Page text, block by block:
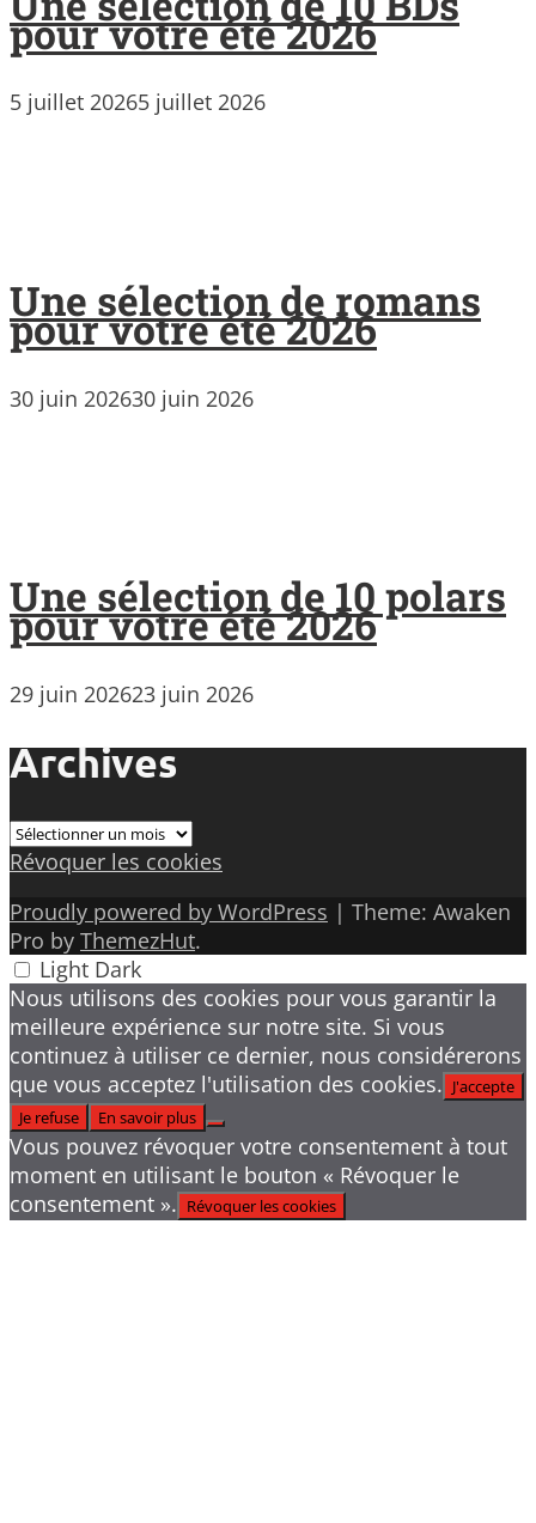
pour votre été 2026
5 juillet 20265 juillet 2026
Une sélection de romans
pour votre été 2026
30 juin 202630 juin 2026
Une sélection de 10 polars
pour votre été 2026
29 juin 202623 juin 2026
Archives
Archives
Révoquer les cookies
Proudly powered by WordPress | Theme: Awaken
Pro by ThemezHut.
Light Dark
Nous utilisons des cookies pour vous garantir la
meilleure expérience sur notre site. Si vous
continuez à utiliser ce dernier, nous considérerons
que vous acceptez l'utilisation des cookies. J'accepte
Je refuse
En savoir plus
Vous pouvez révoquer votre consentement à tout
moment en utilisant le bouton « Révoquer le
consentement ». Révoquer les cookies